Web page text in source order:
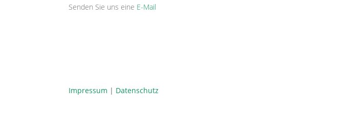
Senden Sie uns eine E-Mail
Impressum | Datenschutz